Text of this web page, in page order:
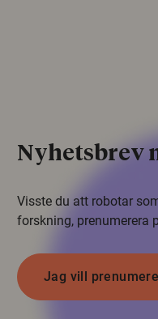
Nyhetsbrev
Visste du att robotar
forskning, prenumerera
Jag vill